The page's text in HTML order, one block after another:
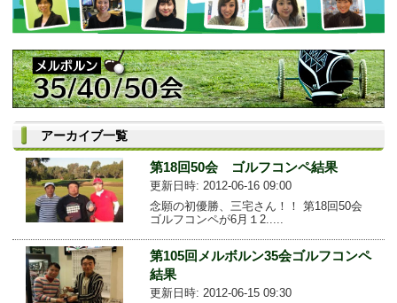
アーカイブ一覧
第18回50会 ゴルフコンペ結果
更新日時: 2012-06-16 09:00
念願の初優勝、三宅さん！！ 第18回50会
ゴルフコンペが6月１2.....
第105回メルボルン35会ゴルフコンペ
結果
更新日時: 2012-06-15 09:30